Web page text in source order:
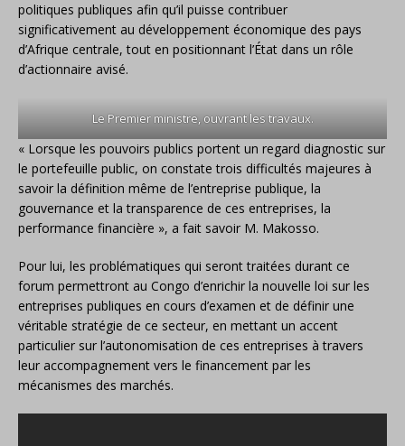
politiques publiques afin qu’il puisse contribuer
significativement au développement économique des pays
d’Afrique centrale, tout en positionnant l’État dans un rôle
d’actionnaire avisé.
Le Premier ministre, ouvrant les travaux.
« Lorsque les pouvoirs publics portent un regard diagnostic sur
le portefeuille public, on constate trois difficultés majeures à
savoir la définition même de l’entreprise publique, la
gouvernance et la transparence de ces entreprises, la
performance financière », a fait savoir M. Makosso.
Pour lui, les problématiques qui seront traitées durant ce
forum permettront au Congo d’enrichir la nouvelle loi sur les
entreprises publiques en cours d’examen et de définir une
véritable stratégie de ce secteur, en mettant un accent
particulier sur l’autonomisation de ces entreprises à travers
leur accompagnement vers le financement par les
mécanismes des marchés.